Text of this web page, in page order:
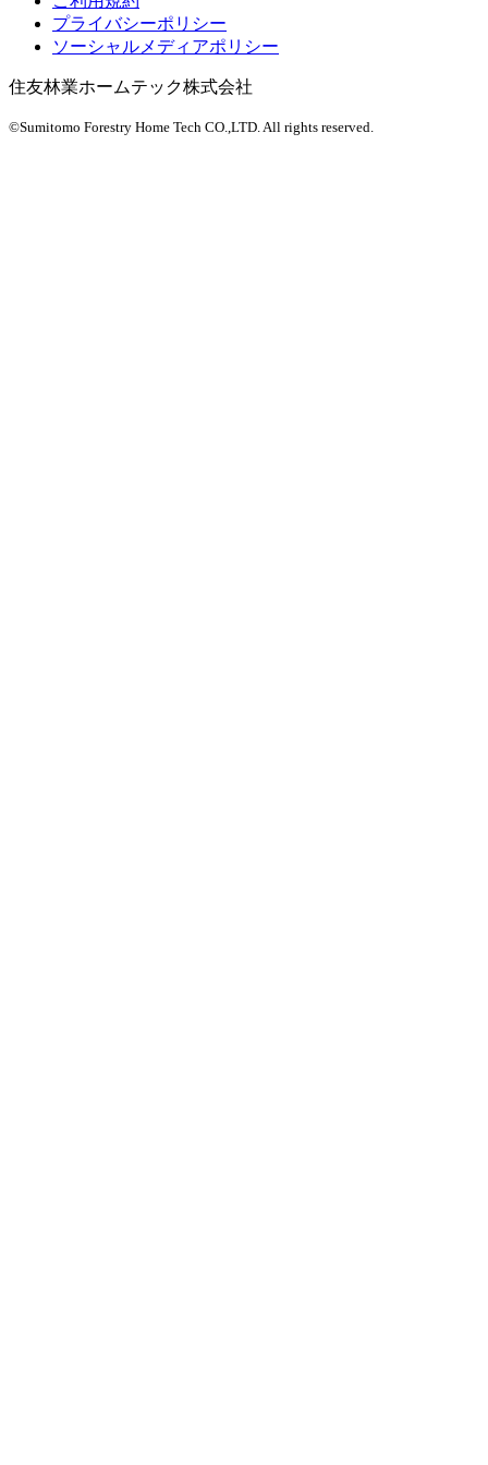
プライバシーポリシー
ソーシャルメディアポリシー
住友林業ホームテック株式会社
©Sumitomo Forestry Home Tech CO.,LTD. All rights reserved.